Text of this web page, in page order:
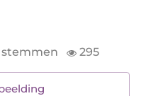
stemmen 295